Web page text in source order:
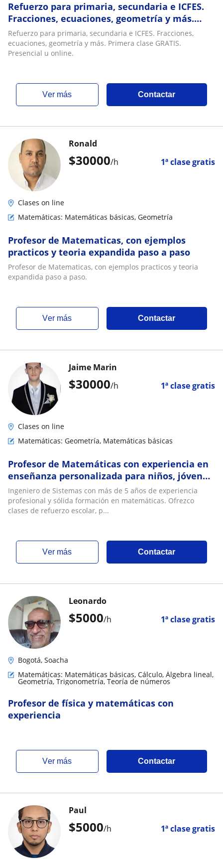
Refuerzo para primaria, secundaria e ICFES.
Fracciones, ecuaciones, geometría y más.
Primera clase GRATIS. Presencial u online
Refuerzo para primaria, secundaria e ICFES. Fracciones,
ecuaciones, geometría y más. Primera clase GRATIS.
Presencial u online.
ver más Contactar
$30000/h 1ª clase gratis
Ronald
Clases on line
Matemáticas: Matemáticas básicas, Geometría
Profesor de Matematicas, con ejemplos
practicos y teoria expandida paso a paso
Profesor de Matematicas, con ejemplos practicos y teoria
expandida paso a paso.
ver más Contactar
$30000/h 1ª clase gratis
Jaime Marin
Clases on line
Matemáticas: Geometría, Matemáticas básicas
Profesor de Matemáticas con experiencia en
enseñanza personalizada para niños, jóvenes
y adultos
Ingeniero de Sistemas con más de 5 años de experiencia
profesional y sólida formación en matemáticas. Ofrezco
clases de refuerzo escolar, p...
ver más Contactar
$5000/h 1ª clase gratis
Leonardo
Bogotá, Soacha
Matemáticas: Matemáticas básicas, Cálculo, Álgebra lineal,
Geometría, Trigonometría, Teoría de números
Profesor de física y matemáticas con
experiencia
ver más Contactar
$5000/h 1ª clase gratis
Paul